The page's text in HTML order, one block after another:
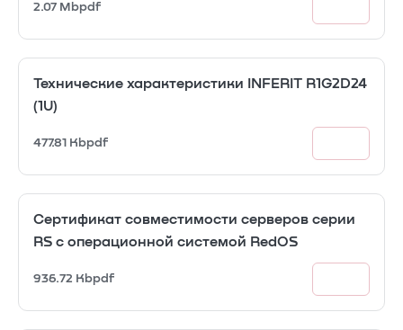
2.07 Mbpdf
Технические характеристики INFERIT R1G2D24
(1U)
477.81 Kbpdf
Сертификат совместимости серверов серии
RS c операционной системой RedOS
936.72 Kbpdf